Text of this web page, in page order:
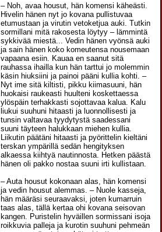
– Noh, avaa housut, hän komensi käheästi.
Hivelin hänen nyt jo kovana pullistuvaa
etumustaan ja virutin vetoketjua auki. Tutkin
sormillani mitä rakosesta löytyy – lämmintä
sykkivää miestä... Vedin hänen vyönsä auki
ja sain hänen koko komeutensa nousemaan
vapaana esiin. Kauaa en saanut sitä
rauhassa ihailla kun hän tarttui jo molemmin
käsin hiuksiini ja painoi pääni kullia kohti. –
Nyt ime sitä kiltisti, pikku kiimasuuni, hän
huokaisi raukeasti huulteni koskettaessa
ylöspäin terhakkasti sojottavaa kalua. Kalu
liukui suuhuni hitaasti ja luonnollisesti ja
tunsin valtavaa tyydytystä saadessani
suuni täyteen halukkaan miehen kullia.
Liikutin päätäni hitaasti ja pyörittelin kieltäni
terskan ympärillä sedän hengityksen
alkaessa kiihtyä nautinnosta. Hetken päästä
hänen oli pakko nostaa suuni irti kullistaan.
– Auta housut kokonaan alas, hän komensi
ja vedin housut alemmas. – Nuole kasseja,
hän määräsi seuraavaksi, joten kumarruin
taas alas, tällä kertaa ohi kovana seisovan
kangen. Puristelin hyväillen sormissani isoja
roikkuvia palleja ja kurotin suuhuni pehmeän